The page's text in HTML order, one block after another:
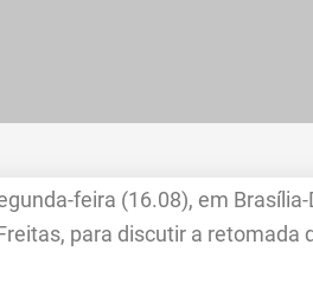
feira (16.08), em Brasília-
para discutir a retomada